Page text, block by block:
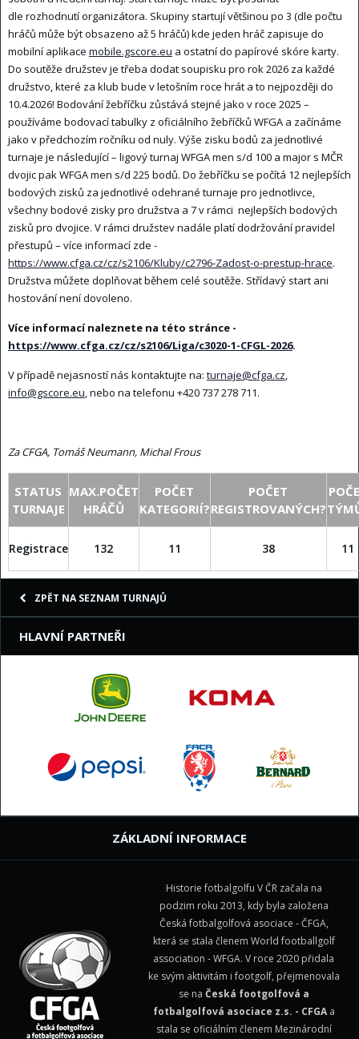
dle rozhodnutí organizátora. Skupiny startují většinou po 3 (dle počtu
hráčů může být obsazeno až 5 hráčů) kde jeden hráč zapisuje do
mobilní aplikace mobile.gscore.eu a ostatní do papírové skóre karty.
Do soutěže družstev je třeba dodat soupisku pro rok 2026 za každé
družstvo, které za klub bude v letošním roce hrát a to nejpozději do
10.4.2026! Bodování žebříčku zůstává stejné jako v roce 2025 –
používáme bodovací tabulky z oficiálního žebříčků WFGA a začínáme
jako v předchozím ročníku od nuly. Výše zisku bodů za jednotlivé
turnaje je následující – ligový turnaj WFGA men s/d 100 a major s MČR
dvojic pak WFGA men s/d 225 bodů. Do žebříčku se počítá 12 nejlepších
bodových zisků za jednotlivé odehrané turnaje pro jednotlivce,
všechny bodové zisky pro družstva a 7 v rámci nejlepších bodových
zisků pro dvojice. V rámci družstev nadále platí dodržování pravidel
přestupů – více informací zde -
https://www.cfga.cz/cz/s2106/Kluby/c2796-Zadost-o-prestup-hrace.
Družstva můžete doplňovat během celé soutěže. Střídavý start ani
hostování není dovoleno.
Více informací naleznete na této stránce -
https://www.cfga.cz/cz/s2106/Liga/c3020-1-CFGL-2026.
V případě nejasností nás kontaktujte na: turnaje@cfga.cz,
info@gscore.eu, nebo na telefonu +420 737 278 711.
Za CFGA, Tomáš Neumann, Michal Frous
STATUS
TURNAJE
MAX.POČET
HRÁČŮ
POČET
KATEGORIÍ?
POČET
REGISTROVANÝCH?
Registrace 132 11 38 11
ZPĚT NA SEZNAM TURNAJŮ
HLAVNÍ PARTNEŘI
ZÁKLADNÍ INFORMACE
Historie fotbalgolfu V ČR začala na
podzim roku 2013, kdy byla založena
Česká fotbalgolfová asociace - ČFGA,
která se stala členem World footballgolf
association - WFGA. V roce 2020 přidala
ke svým aktivitám i footgolf, přejmenovala
se na Česká footgolfová a
fotbalgolfová asociace z.s. - CFGAa
stala se oficiálním členem Mezinárodní